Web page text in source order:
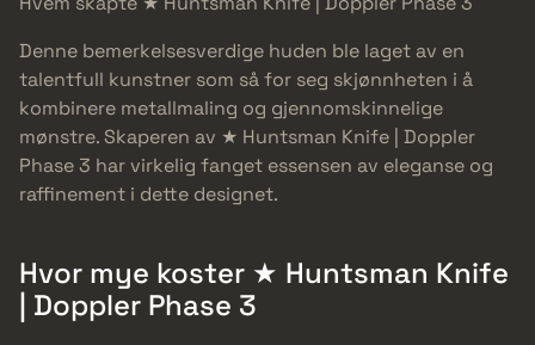
Denne bemerkelsesverdige huden ble laget av en
talentfull kunstner som så for seg skjønnheten i å
kombinere metallmaling og gjennomskinnelige
mønstre. Skaperen av ★ Huntsman Knife | Doppler
Phase 3 har virkelig fanget essensen av eleganse og
raffinement i dette designet.
Hvor mye koster ★ Huntsman Knife
| Doppler Phase 3